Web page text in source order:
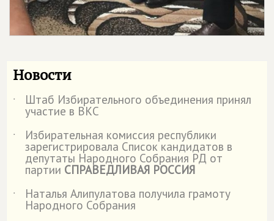
Новости
˙ Штаб Избирательного объединения принял
участие в ВКС
˙
Избирательная комиссия республики
зарегистрировала Список кандидатов в
депутаты Народного Собрания РД от
партии СПРАВЕДЛИВАЯ РОССИЯ
˙
Наталья Алипулатова получила грамоту
Народного Собрания